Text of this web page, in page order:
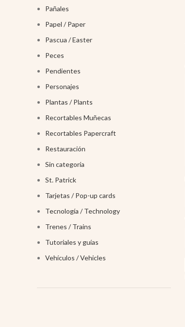
Pañales
Papel / Paper
Pascua / Easter
Peces
Pendientes
Personajes
Plantas / Plants
Recortables Muñecas
Recortables Papercraft
Restauración
Sin categoría
St. Patrick
Tarjetas / Pop-up cards
Tecnología / Technology
Trenes / Trains
Tutoriales y guías
Vehículos / Vehicles